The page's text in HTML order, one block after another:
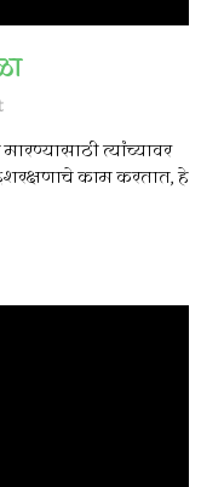
त्यांच्यावर
काम करतात, हे